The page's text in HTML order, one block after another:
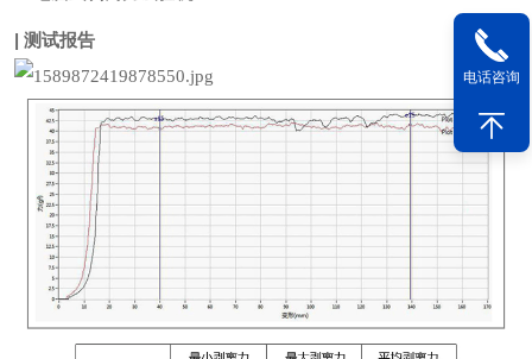
| 测试报告
电话咨询